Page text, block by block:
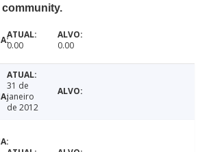
community.
0.00 0.00
31 de
janeiro
de 2012